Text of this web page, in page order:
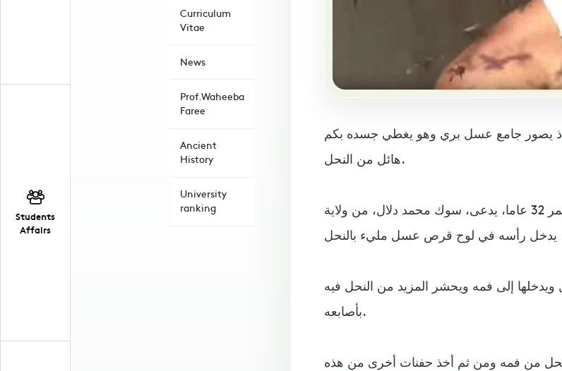
Students
Affairs
Curriculum
Vitae
News
Prof.Waheeba
Faree
Ancient
History
University
ranking
إذ يصور جامع عسل بري وهو يغطي جسده بكم
هائل من النحل.
وذكرت صحيفة ديلي ميل، أن رجلا يبلغ من العمر 32 عاما، يدعى، سوك محمد دلال، من ولاية
ويدخلها إلى فمه ويحشر المزيد من النحل فيه
بأصابعه.
من فمه ومن ثم أخذ حفنات أخرى من هذه